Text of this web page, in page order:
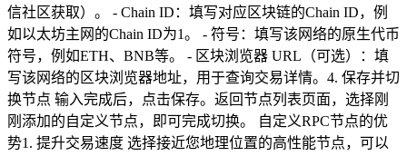
信社区获取）。 - Chain ID：填写对应区块链的Chain ID，例
如以太坊主网的Chain ID为1。 - 符号：填写该网络的原生代币
符号，例如ETH、BNB等。 - 区块浏览器 URL（可选）：填
写该网络的区块浏览器地址，用于查询交易详情。4. 保存并切
换节点 输入完成后，点击保存。返回节点列表页面，选择刚
刚添加的自定义节点，即可完成切换。 自定义RPC节点的优
势1. 提升交易速度 选择接近您地理位置的高性能节点，可以